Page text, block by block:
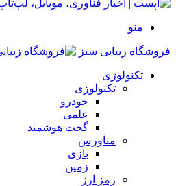
منو
فروشگاه زیبایی سبز
تکنولوژی
تکنولوژی
خودرو
علمی
گجت هوشمند
متاورس
بازی
زمین
رمز ارز